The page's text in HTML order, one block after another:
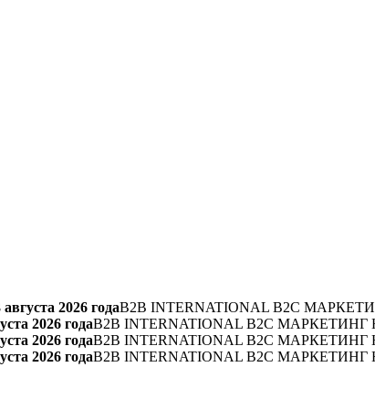
2026 годаB2B INTERNATIONAL B2C
2026 годаB2B INTERNATIONAL B2C
2026 годаB2B INTERNATIONAL B2C
2026 годаB2B INTERNATIONAL B2C